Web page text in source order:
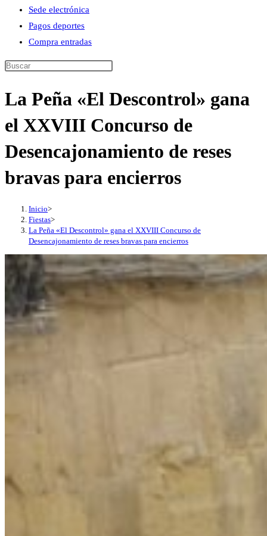
Sede electrónica
Pagos deportes
Compra entradas
Buscar
esta
La Peña «El Descontrol» gana
el XXVIII Concurso de
Desencajonamiento de reses
bravas para encierros
Inicio>
Fiestas>
La Peña «El Descontrol» gana el XXVIII Concurso de
Desencajonamiento de reses bravas para encierros